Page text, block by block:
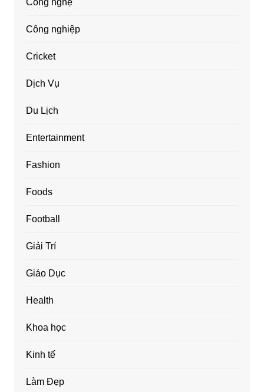
Công nghệ
Công nghiệp
Cricket
Dịch Vụ
Du Lịch
Entertainment
Fashion
Foods
Football
Giải Trí
Giáo Dục
Health
Khoa học
Kinh tế
Làm Đẹp